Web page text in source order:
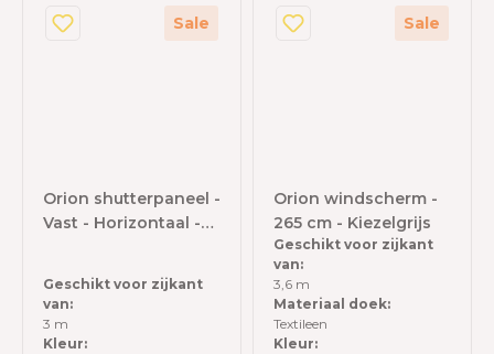
Sale
Orion shutterpaneel -
Vast - Horizontaal -
Geschikt voor zijkant
van:
3 m
Kleur:
Sale
Orion windscherm -
265 cm - Kiezelgrijs
Geschikt voor zijkant
van:
3,6 m
Materiaal doek:
Textileen
Kleur: